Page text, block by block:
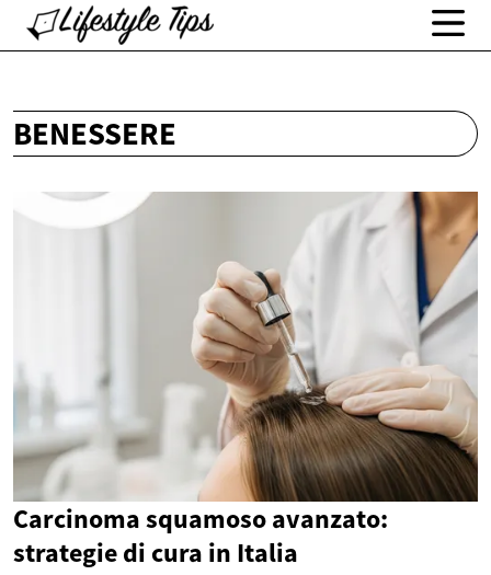
BENESSERE
Carcinoma squamoso avanzato:
strategie di cura in Italia